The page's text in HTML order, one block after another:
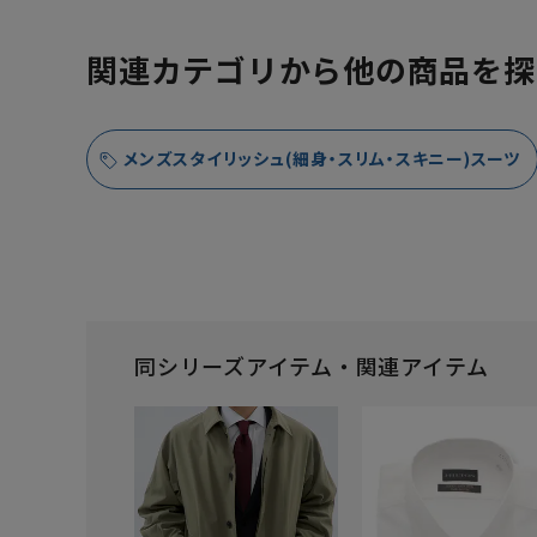
関連カテゴリから他の商品を
メンズスタイリッシュ(細身・スリム・スキニー)スーツ
同シリーズアイテム・関連アイテム